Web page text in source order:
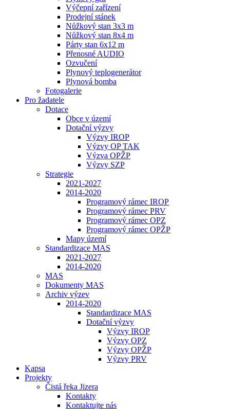
Výčepní zařízení
Prodejní stánek
Nůžkový stan 3x3 m
Nůžkový stan 8x4 m
Párty stan 6x12 m
Přenosné AUDIO
Ozvučení
Plynový teplogenerátor
Plynová bomba
Fotogalerie
Pro žadatele
Dotace
Obce v území
Dotační výzvy
Výzvy IROP
Výzvy OP TAK
Výzva OPŽP
Výzvy SZP
Strategie
2021-2027
2014-2020
Programový rámec IROP
Programový rámec PRV
Programový rámec OPZ
Programový rámec OPŽP
Mapy území
Standardizace MAS
2021-2027
2014-2020
MAS
Dokumenty MAS
Archiv výzev
2014-2020
Standardizace MAS
Dotační výzvy
Výzvy IROP
Výzvy OPZ
Výzvy OPŽP
Výzvy PRV
Kapsa
Projekty
Čistá řeka Jizera
Kontakty
Kontaktujte nás